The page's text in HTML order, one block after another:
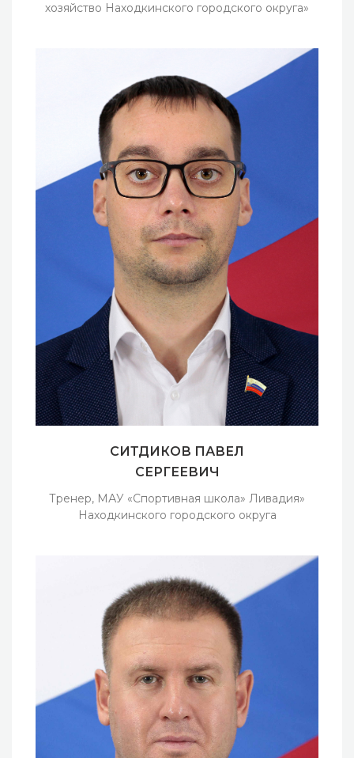
хозяйство Находкинского городского округа»
СИТДИКОВ ПАВЕЛ
СЕРГЕЕВИЧ
Тренер, МАУ «Спортивная школа» Ливадия»
Находкинского городского округа